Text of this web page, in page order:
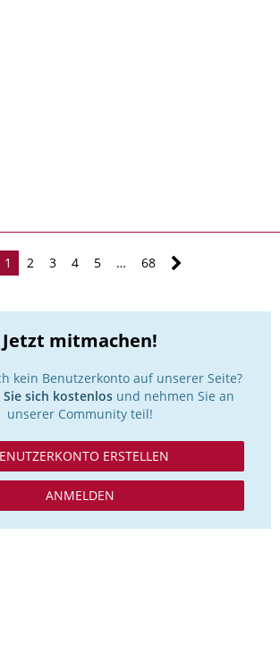
1 2 3 4 5 … 68
Jetzt mitmachen!
kein Benutzerkonto auf unserer Seite?
sich kostenlosund nehmen Sie an
unserer Community teil!
ERSTELLEN
ANMELDEN